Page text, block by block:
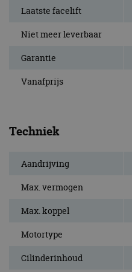
Laatste facelift
Niet meer leverbaar
Garantie
Vanafprijs
Techniek
Aandrijving
Max. vermogen
Max. koppel
Motortype
Cilinderinhoud